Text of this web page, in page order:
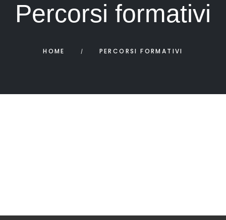
Percorsi formativi
HOME PERCORSI FORMATIVI